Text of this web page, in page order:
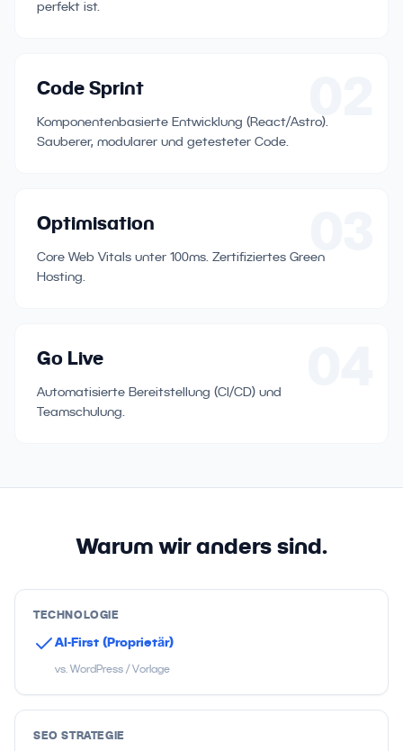
perfekt ist.
Code Sprint
Komponentenbasierte Entwicklung (React/Astro).
Sauberer, modularer und getesteter Code.
Optimisation
Core Web Vitals unter 100ms. Zertifiziertes Green
Hosting.
Go Live
Automatisierte Bereitstellung (CI/CD) und
Teamschulung.
Warum wir anders sind.
TECHNOLOGIE
AI-First (Proprietär)
vs. WordPress / Vorlage
SEO STRATEGIE